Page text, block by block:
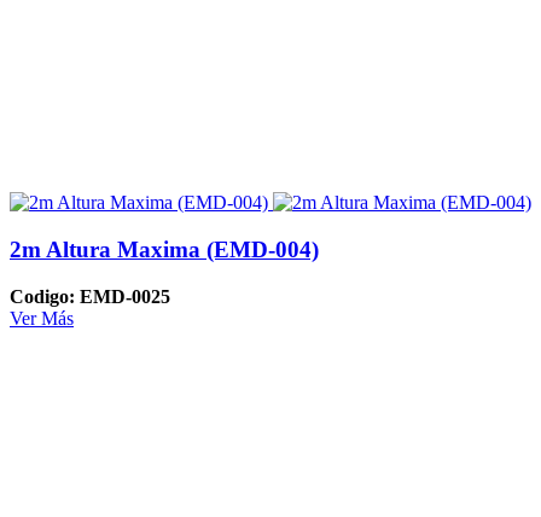
2m Altura Maxima (EMD-004)
Codigo: EMD-0025
Ver Más